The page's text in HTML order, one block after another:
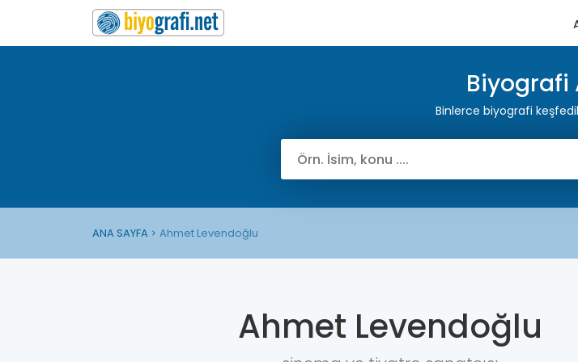
Biyografi
Binlerce biyografi
ANA SAYFA Ahmet Levendoğlu
Ahmet Levendoğlu